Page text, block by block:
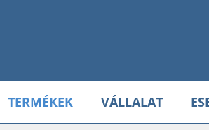
TERMÉKEK VÁLLALAT